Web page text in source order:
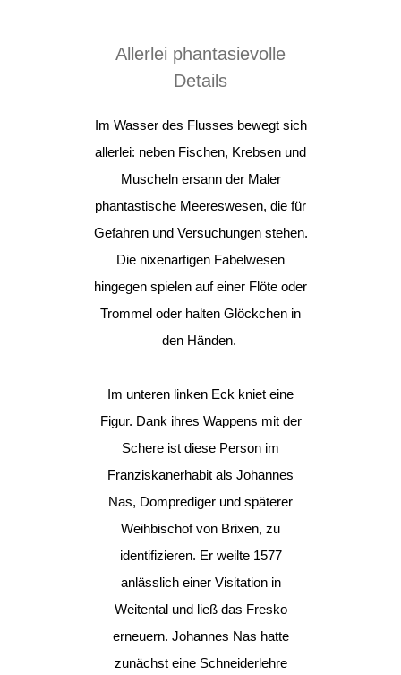
Allerlei phantasievolle
Details
Im Wasser des Flusses bewegt sich
allerlei: neben Fischen, Krebsen und
Muscheln ersann der Maler
phantastische Meereswesen, die für
Gefahren und Versuchungen stehen.
Die nixenartigen Fabelwesen
hingegen spielen auf einer Flöte oder
Trommel oder halten Glöckchen in
den Händen.
Im unteren linken Eck kniet eine
Figur. Dank ihres Wappens mit der
Schere ist diese Person im
Franziskanerhabit als Johannes
Nas, Domprediger und späterer
Weihbischof von Brixen, zu
identifizieren. Er weilte 1577
anlässlich einer Visitation in
Weitental und ließ das Fresko
erneuern. Johannes Nas hatte
zunächst eine Schneiderlehre